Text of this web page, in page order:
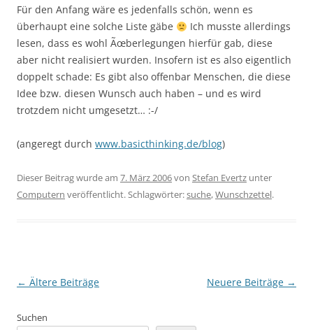
Für den Anfang wäre es jedenfalls schön, wenn es
überhaupt eine solche Liste gäbe
Ich musste allerdings
lesen, dass es wohl Ãœberlegungen hierfür gab, diese
aber nicht realisiert wurden. Insofern ist es also eigentlich
doppelt schade: Es gibt also offenbar Menschen, die diese
Idee bzw. diesen Wunsch auch haben – und es wird
trotzdem nicht umgesetzt… :-/
(angeregt durch www.basicthinking.de/blog)
Dieser Beitrag wurde am 7. März 2006von Stefan Evertz unter
Computern veröffentlicht. Schlagwörter:suche,Wunschzettel.
Beitragsnavigation
← Ältere Beiträge Neuere Beiträge →
Suchen